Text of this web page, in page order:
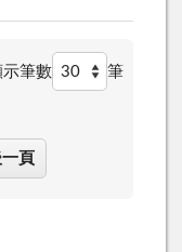
筆數 筆
頁